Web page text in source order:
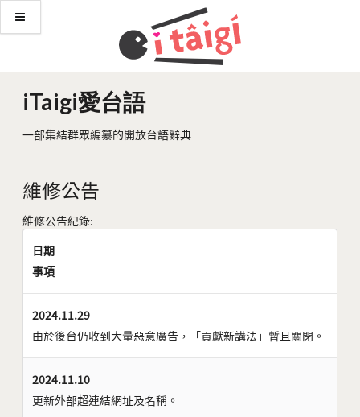
iTaigi愛台語
一部集結群眾編纂的開放台語辭典
維修公告
維修公告紀錄:
日期
事項
2024.11.29
由於後台仍收到大量惡意廣告，「貢獻新講法」暫且關閉。
2024.11.10
更新外部超連結網址及名稱。